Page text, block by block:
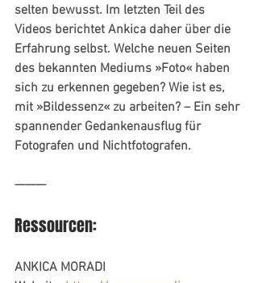
selten bewusst. Im letzten Teil des
Videos berichtet Ankica daher über die
Erfahrung selbst. Welche neuen Seiten
des bekannten Mediums »Foto« haben
sich zu erkennen gegeben? Wie ist es,
mit »Bildessenz« zu arbeiten? – Ein sehr
spannender Gedankenausflug für
Fotografen und Nichtfotografen.
———
Ressourcen:
ANKICA MORADI